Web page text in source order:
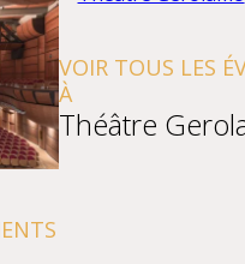
TOUS LES
Gerolamo